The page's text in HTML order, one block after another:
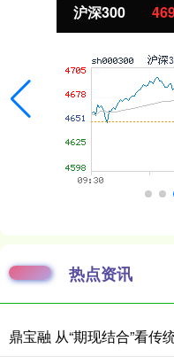
北证50
热点资讯
鼎宝融 从“期现结合”看传